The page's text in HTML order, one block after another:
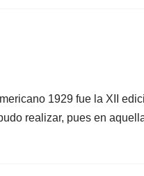
1929 fue la XII
realizar, pues en